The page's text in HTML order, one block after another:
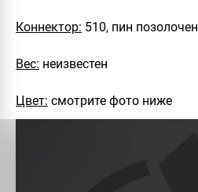
Коннектор: 510, пин позолочен
Вес: неизвестен
Цвет: смотрите фото ниже